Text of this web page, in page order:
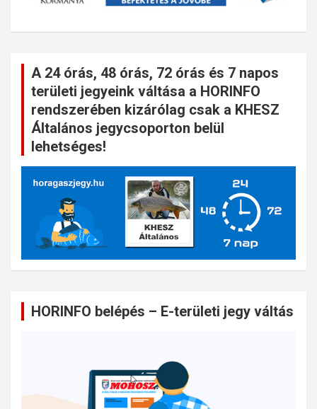
A 24 órás, 48 órás, 72 órás és 7 napos
területi jegyeink váltása a HORINFO
rendszerében kizárólag csak a KHESZ
Általános jegycsoporton belül
lehetséges!
HORINFO belépés – E-területi jegy váltás